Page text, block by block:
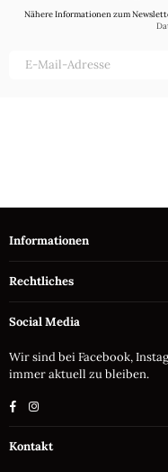
Nähere Informationen zum
Informationen
Rechtliches
Social Media
Wir sind bei Facebook,
immer aktuell zu bleiben.
FacebookInstagram
Kontakt